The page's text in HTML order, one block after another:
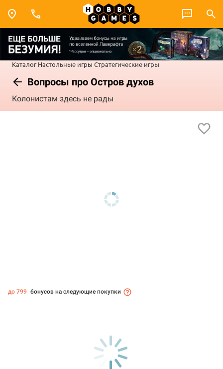
Каталог Настольные игры Стратегические игры
Вопросы про Остров духов
Колонистам здесь не рады
до 799 бонусов на следующие покупки